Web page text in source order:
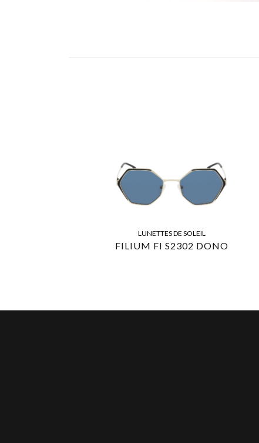
LUNETTES DE SOLEIL
FILIUM FI S2302 DONO